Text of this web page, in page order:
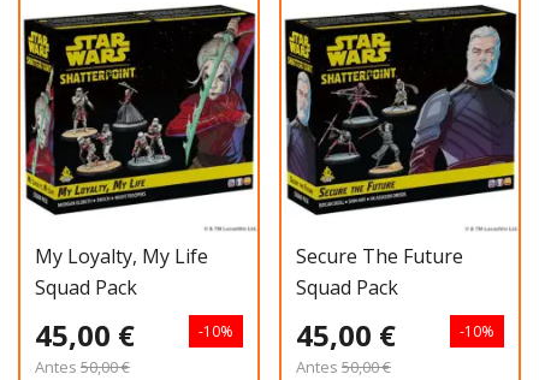
My Loyalty, My Life
Squad Pack
45,00 €
Antes 50,00 €
-10%
Secure The Future
Squad Pack
45,00 €
Antes 50,00 €
-10%